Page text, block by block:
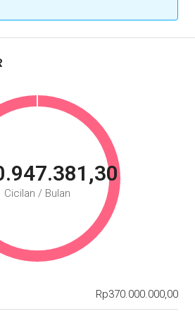
Cicilan / Bulan
Rp370.000.000,00